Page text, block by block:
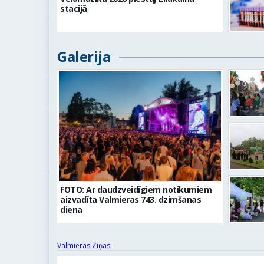
stacijā
Galerija
FOTO: Ar daudzveidīgiem notikumiem
aizvadīta Valmieras 743. dzimšanas
diena
Valmieras Ziņas